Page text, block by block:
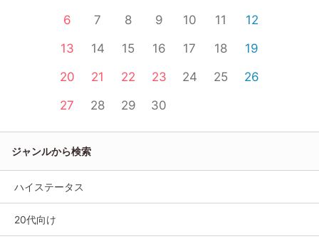
6
7 8 9 10 11
12
13
14 15 16 17 18
19
20
21 22 23 24 25
26
27
28 29 30
ジャンルから検索
ハイステータス
20代向け